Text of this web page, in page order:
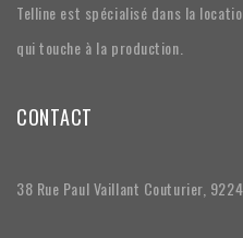
Telline est spécialisé dans la
qui touche à la production.
CONTACT
38 Rue Paul Vaillant Couturier,